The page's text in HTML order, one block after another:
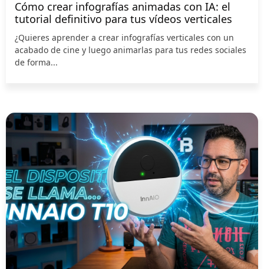
Cómo crear infografías animadas con IA: el
tutorial definitivo para tus vídeos verticales
¿Quieres aprender a crear infografías verticales con un
acabado de cine y luego animarlas para tus redes sociales
de forma...